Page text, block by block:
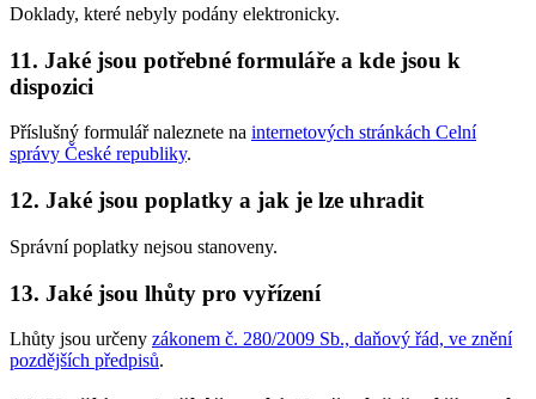
Doklady, které nebyly podány elektronicky.
11. Jaké jsou potřebné formuláře a kde jsou k
dispozici
Příslušný formulář naleznete na internetových stránkách Celní
správy České republiky.
12. Jaké jsou poplatky a jak je lze uhradit
Správní poplatky nejsou stanoveny.
13. Jaké jsou lhůty pro vyřízení
Lhůty jsou určeny zákonem č. 280/2009 Sb., daňový řád, ve znění
pozdějších předpisů.